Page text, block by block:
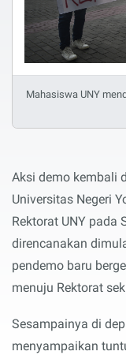
Mahasiswa UNY
Aksi demo kembali
Universitas Negeri
Rektorat UNY pada
direncanakan
pendemo baru
menuju Rektorat
Sesampainya di
menyampaikan